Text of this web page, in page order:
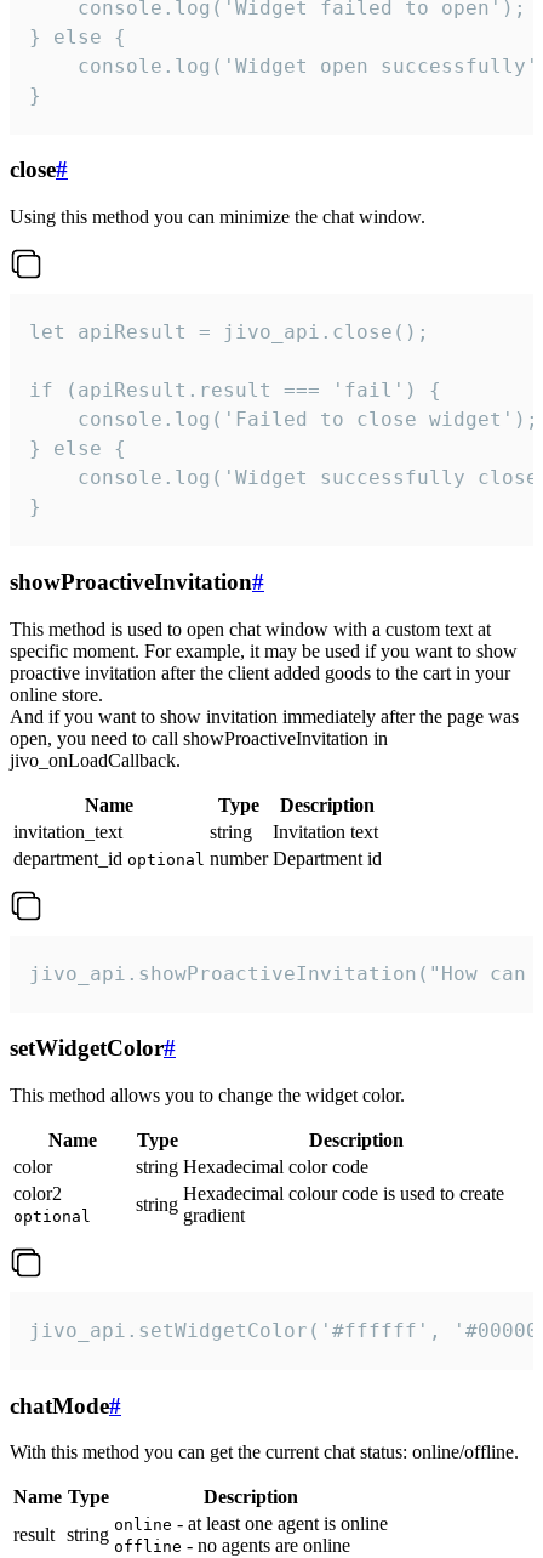
    console.log('Widget failed to open');
} else {
console.log('Widget open
}
close#
Using this method you can minimize the chat window.
let apiResult = jivo_api.close();
if (apiResult.result === 'fail') {
    console.log('Failed to close widget');
} else {
console.log('Widget successfully
}
showProactiveInvitation#
This method is used to open chat window with a custom text at
specific moment. For example, it may be used if you want to show
proactive invitation after the client added goods to the cart in your
online store.
And if you want to show invitation immediately after the page was
open, you need to call showProactiveInvitation in
jivo_onLoadCallback.
Name Type
Description
invitation_text
string
Invitation text
department_id optional number Department id
jivo_api.showProactiveInvitation("How
setWidgetColor#
This method allows you to change the widget color.
Name Type
Description
color
string Hexadecimal color code
color2
optional
string
Hexadecimal colour code is used to create
gradient
jivo_api.setWidgetColor('#ffffff',
chatMode#
With this method you can get the current chat status: online/offline.
Name Type
Description
result string online - at least one agent is online
offline - no agents are online